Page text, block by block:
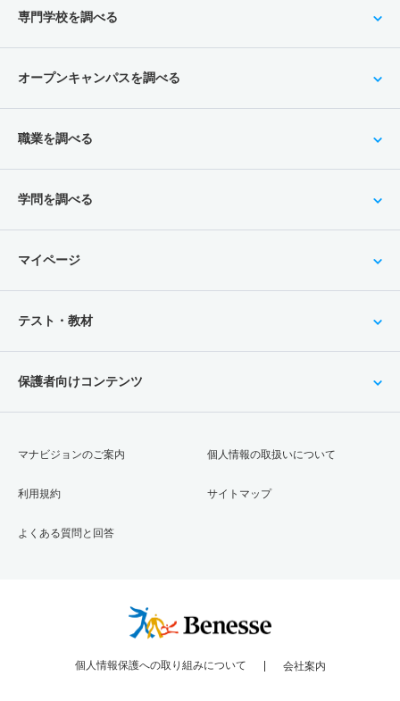
専門学校を調べる
オープンキャンパスを調べる
職業を調べる
学問を調べる
マイページ
テスト・教材
保護者向けコンテンツ
マナビジョンのご案内
利用規約
よくある質問と回答
個人情報の取扱いについて
サイトマップ
個人情報保護への取り組みについて 会社案内